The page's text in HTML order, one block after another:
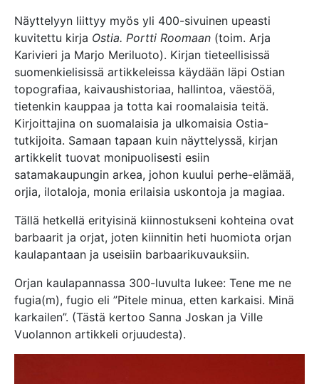
Näyttelyyn liittyy myös yli 400-sivuinen upeasti
kuvitettu kirja Ostia. Portti Roomaan (toim. Arja
Karivieri ja Marjo Meriluoto). Kirjan tieteellisissä
suomenkielisissä artikkeleissa käydään läpi Ostian
topografiaa, kaivaushistoriaa, hallintoa, väestöä,
tietenkin kauppaa ja totta kai roomalaisia teitä.
Kirjoittajina on suomalaisia ja ulkomaisia Ostia-
tutkijoita. Samaan tapaan kuin näyttelyssä, kirjan
artikkelit tuovat monipuolisesti esiin
satamakaupungin arkea, johon kuului perhe-elämää,
orjia, ilotaloja, monia erilaisia uskontoja ja magiaa.
Tällä hetkellä erityisinä kiinnostukseni kohteina ovat
barbaarit ja orjat, joten kiinnitin heti huomiota orjan
kaulapantaan ja useisiin barbaarikuvauksiin.
Orjan kaulapannassa 300-luvulta lukee: Tene me ne
fugia(m), fugio eli ”Pitele minua, etten karkaisi. Minä
karkailen”. (Tästä kertoo Sanna Joskan ja Ville
Vuolannon artikkeli orjuudesta).